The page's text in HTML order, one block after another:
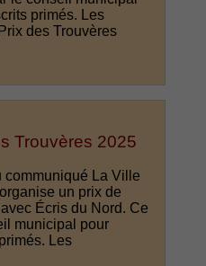
primés. Les
des Trouvères
Trouvères 2025
communiqué La Ville
un prix de
Écris du Nord. Ce
municipal pour
Les